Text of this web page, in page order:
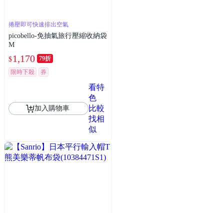
捲壓即可快速排出空氣
picobello-免抽氣旅行壓縮收納袋
M
$1,170 79折
限時下殺
券
加入購物車
看特
色
比較
找相
似